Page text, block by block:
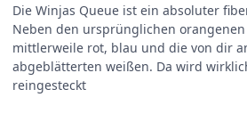
Die Winjas Queue ist ein absoluter
Neben den ursprünglichen
mittlerweile rot, blau und die von dir
abgeblätterten weißen. Da wird
reingesteckt